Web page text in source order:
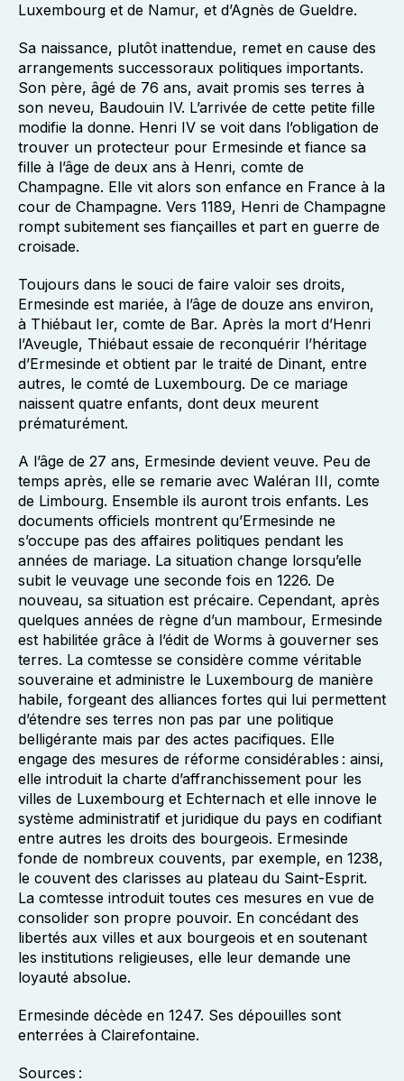
Luxembourg et de Namur, et d’Agnès de Gueldre.
Sa naissance, plutôt inattendue, remet en cause des
arrangements successoraux politiques importants.
Son père, âgé de 76 ans, avait promis ses terres à
son neveu, Baudouin IV. L’arrivée de cette petite fille
modifie la donne. Henri IV se voit dans l’obligation de
trouver un protecteur pour Ermesinde et fiance sa
fille à l’âge de deux ans à Henri, comte de
Champagne. Elle vit alors son enfance en France à la
cour de Champagne. Vers 1189, Henri de Champagne
rompt subitement ses fiançailles et part en guerre de
croisade.
Toujours dans le souci de faire valoir ses droits,
Ermesinde est mariée, à l’âge de douze ans environ,
à Thiébaut Ier, comte de Bar. Après la mort d’Henri
l’Aveugle, Thiébaut essaie de reconquérir l’héritage
d’Ermesinde et obtient par le traité de Dinant, entre
autres, le comté de Luxembourg. De ce mariage
naissent quatre enfants, dont deux meurent
prématurément.
A l’âge de 27 ans, Ermesinde devient veuve. Peu de
temps après, elle se remarie avec Waléran III, comte
de Limbourg. Ensemble ils auront trois enfants. Les
documents officiels montrent qu’Ermesinde ne
s’occupe pas des affaires politiques pendant les
années de mariage. La situation change lorsqu’elle
subit le veuvage une seconde fois en 1226. De
nouveau, sa situation est précaire. Cependant, après
quelques années de règne d’un mambour, Ermesinde
est habilitée grâce à l’édit de Worms à gouverner ses
terres. La comtesse se considère comme véritable
souveraine et administre le Luxembourg de manière
habile, forgeant des alliances fortes qui lui permettent
d’étendre ses terres non pas par une politique
belligérante mais par des actes pacifiques. Elle
engage des mesures de réforme considérables : ainsi,
elle introduit la charte d’affranchissement pour les
villes de Luxembourg et Echternach et elle innove le
système administratif et juridique du pays en codifiant
entre autres les droits des bourgeois. Ermesinde
fonde de nombreux couvents, par exemple, en 1238,
le couvent des clarisses au plateau du Saint-Esprit.
La comtesse introduit toutes ces mesures en vue de
consolider son propre pouvoir. En concédant des
libertés aux villes et aux bourgeois et en soutenant
les institutions religieuses, elle leur demande une
loyauté absolue.
Ermesinde décède en 1247. Ses dépouilles sont
enterrées à Clairefontaine.
Sources :